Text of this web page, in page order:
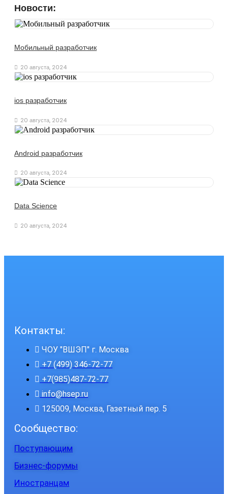
Новости:
Мобильный разработчик
20 августа, 2024
ios разработчик
20 августа, 2024
Android разработчик
20 августа, 2024
Data Science
20 августа, 2024
Контакты:
ЧОУ "ВШЭП" г. Москва
+7 (499) 346-72-77
+7(985)487-72-77
info@hsep.ru
125009, Москва, Газетный пер. 5
Сообщество:
Поступающим
Бизнес-форумы
Иностранцам